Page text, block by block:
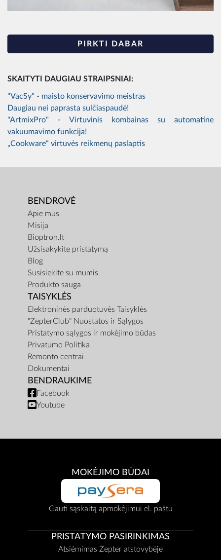
PIRKTI DABAR
SKAITYTI DAUGIAU STRAIPSNIAI:
"VacSy" - maisto konservavimo meistras
Daugiau nei paprasta sulčiaspaudė!
"ArtmixPro" - Virtuvinis kombainas su automatine
vakuumavimo funkcija!
„Cookware“ virtuvės reikmenų paslaptis
BENDROVĖ
Apie mus
Misija
Bioptron.lt
Užsisakykite pristatymą
Blog
Susisiekite su mumis
Produkto sauga
TAISYKLĖS
Elektroninės parduotuvės Taisyklės
"ZepterClub" Nuostatos ir Sąlygos
Pristatymo sąlygos ir mokėjimo būdas
Privatumo Politika
Remonto centrai
Dokumentai
BENDRAUKIME
Facebook
Youtube
MOKĖJIMO BŪDAI
Gauti sąskaitą apmokėjimui el. paštu
PRISTATYMO PASIRINKIMAS
Atsiėmimas Zepter atstovybėje